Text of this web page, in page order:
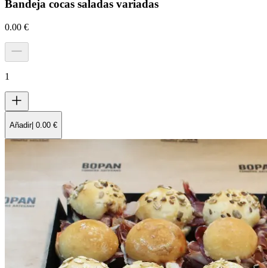
Bandeja cocas saladas variadas
0.00 €
1
Añadir| 0.00 €